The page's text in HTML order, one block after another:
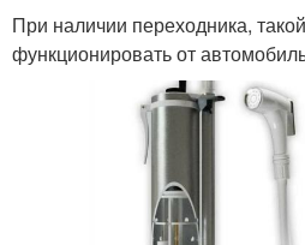
При наличии переходника,
функционировать от